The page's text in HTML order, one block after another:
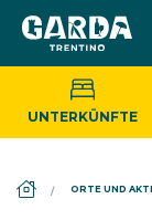
UNTERKÜNFTE
ORTE UND